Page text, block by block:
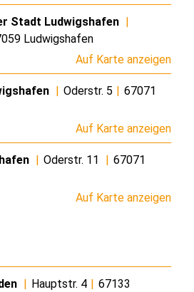
Stadt Ludwigshafen
Ludwigshafen
Auf Karte anzeigen
Oderstr. 5
67071
Auf Karte anzeigen
Oderstr. 11
67071
Auf Karte anzeigen
Hauptstr. 4
67133